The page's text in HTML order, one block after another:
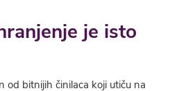
je isto
od bitnijih činilaca koji utiču na